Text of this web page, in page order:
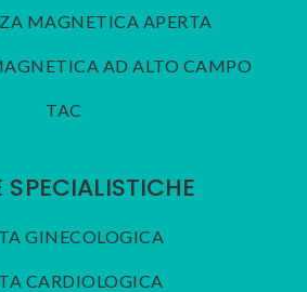
MAGNETICA APERTA
AD ALTO CAMPO
TAC
SPECIALISTICHE
GINECOLOGICA
CARDIOLOGICA